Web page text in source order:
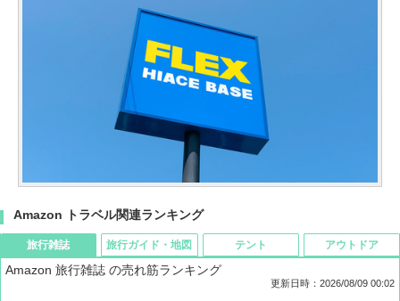
Amazon トラベル関連ランキング
旅行雑誌
Amazon 旅行雑誌 の売れ筋ランキング
更新日時：2026/08/09 00:02
旅行ガイド・地図 テント アウトドア